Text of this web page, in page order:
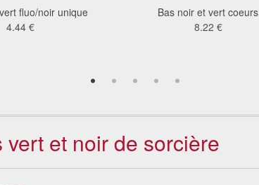
fluo/noir unique
4.44 €
Bas noir et vert coeurs
8.22 €
et noir de sorcière